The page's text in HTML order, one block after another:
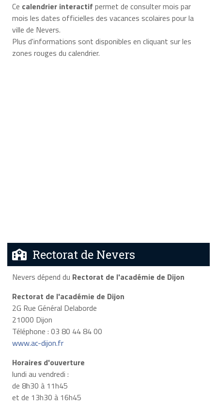
Ce calendrier interactif permet de consulter mois par
mois les dates officielles des vacances scolaires pour la
ville de Nevers.
Plus d'informations sont disponibles en cliquant sur les
zones rouges du calendrier.
Rectorat de Nevers
Nevers dépend du Rectorat de l'académie de Dijon
Rectorat de l'académie de Dijon
2G Rue Général Delaborde
21000 Dijon
Téléphone : 03 80 44 84 00
www.ac-dijon.fr
Horaires d'ouverture
lundi au vendredi :
de 8h30 à 11h45
et de 13h30 à 16h45